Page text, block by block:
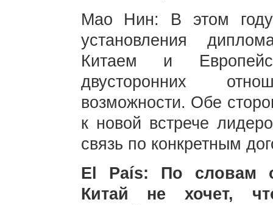
Мао Нин: В этом
установления
Китаем и
двусторонних
возможности. Обе
к новой встрече
связь по конкретным
El País: По словам
Китай не хочет,